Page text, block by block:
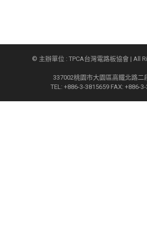
© 主辦單位 : TPCA台灣電路板協會 | All
337002桃園市大園區高鐵北路二
TEL: +886-3-3815659 FAX: +886-